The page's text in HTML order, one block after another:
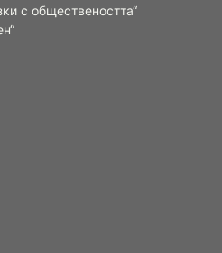
с обществеността“